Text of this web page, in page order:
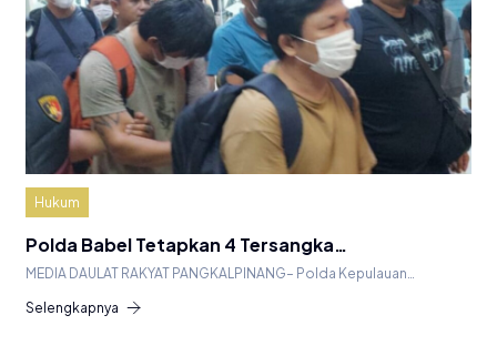
Hukum
Polda Babel Tetapkan 4 Tersangka…
MEDIA DAULAT RAKYAT PANGKALPINANG– Polda Kepulauan…
Selengkapnya